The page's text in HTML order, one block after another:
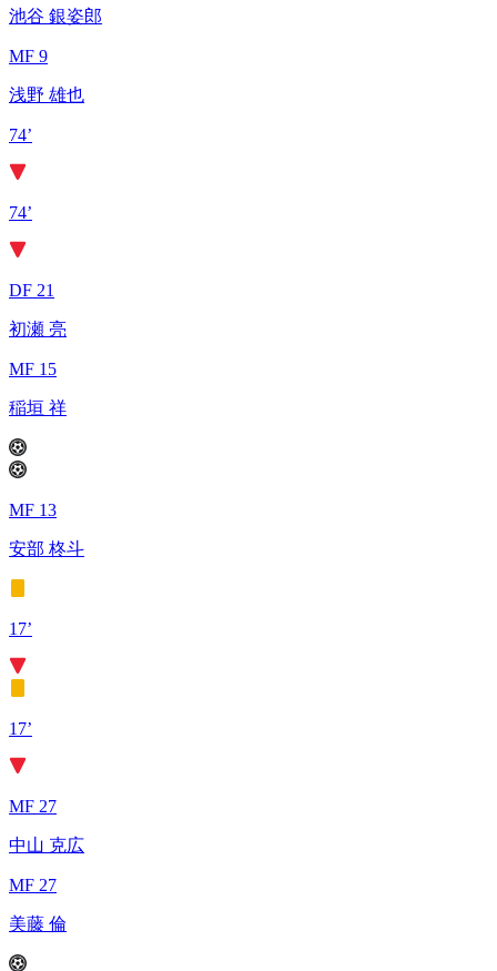
池谷 銀姿郎
MF 9
浅野 雄也
74’
74’
DF 21
初瀬 亮
MF 15
稲垣 祥
MF 13
安部 柊斗
17’
17’
MF 27
中山 克広
MF 27
美藤 倫